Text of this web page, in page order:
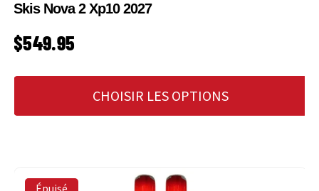
Skis Nova 2 Xp10 2027
PRIX HABITUEL
$549.95
CHOISIR LES OPTIONS
Épuisé